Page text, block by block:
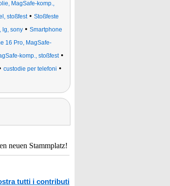
MagSafe-komp.,
stoßfest• Stoßfeste
lg, sony • Smartphone
16 Pro, MagSafe-
komp., stoßfest•
custodie per telefoni •
neuen Stammplatz!
tutti i contributi